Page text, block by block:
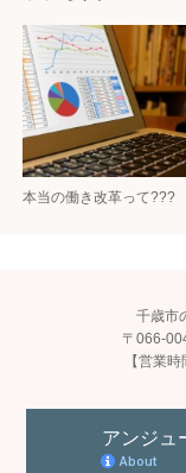
本当の働き改革って???
千歳市
〒066-
【営業